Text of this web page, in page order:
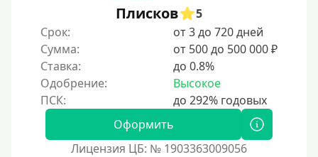
Плисков
5
Срок:
от 3 до 720 дней
Сумма:
от 500 до 500 000 ₽
Ставка:
до 0.8%
Одобрение:
Высокое
Оформить
Лицензия ЦБ: № 1903363009056